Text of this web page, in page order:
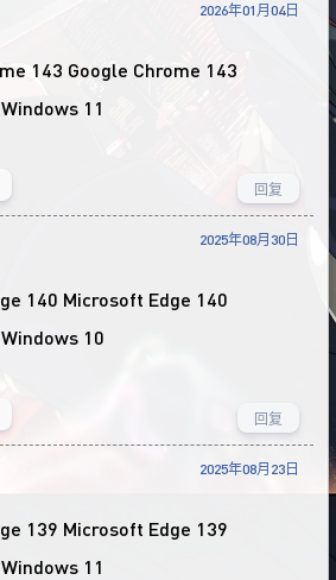
2026年01月04日
Google Chrome 143
Windows 11
回复
2025年08月30日
Microsoft Edge 140
Windows 10
回复
2025年08月23日
Microsoft Edge 139
Windows 11